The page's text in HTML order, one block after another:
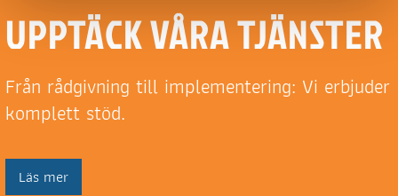
UPPTÄCK VÅRA TJÄNSTER
Från rådgivning till implementering: Vi erbjuder
komplett stöd.
Läs mer